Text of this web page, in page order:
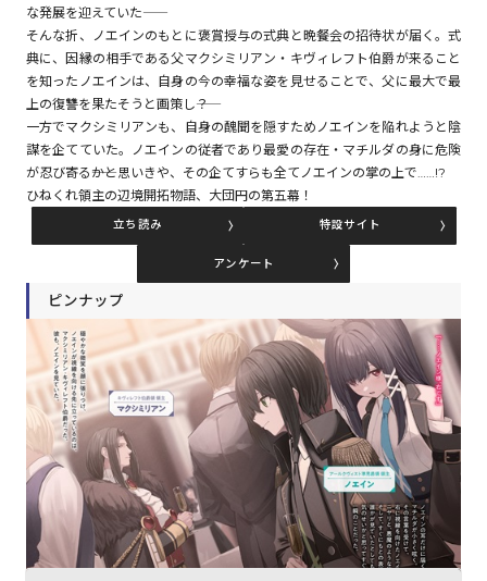
コミックパルフェ
コミックエッセイ
閉じる
な発展を迎えていた――
そんな折、ノエインのもとに褒賞授与の式典と晩餐会の招待状が届く。式
典に、因縁の相手である父マクシミリアン・キヴィレフト伯爵が来ること
を知ったノエインは、自身の今の幸福な姿を見せることで、父に最大で最
上の復讐を果たそうと画策し――？
一方でマクシミリアンも、自身の醜聞を隠すためノエインを陥れようと陰
謀を企てていた。ノエインの従者であり最愛の存在・マチルダの身に危険
が忍び寄る――かと思いきや、その企てすらも全てノエインの掌の上で……!?
ひねくれ領主の辺境開拓物語、大団円の第五幕！
立ち読み 特設サイト
アンケート
ピンナップ